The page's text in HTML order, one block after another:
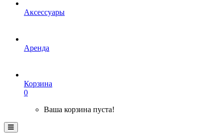
Аксессуары
Аренда
Корзина
0
Ваша корзина пуста!